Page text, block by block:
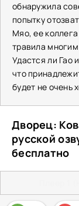
обнаружила
попытку
Мяо, ее
травила
Удастся ли Гао
что
будет не очень
Дворец:
русской
бесплатно